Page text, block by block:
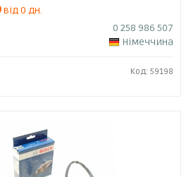
від 0 дн.
0 258 986 507
Німеччина
Код: 59198